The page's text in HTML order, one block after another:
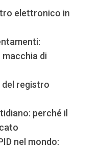
elettronico in
macchia di
del registro
perché il
nel mondo: